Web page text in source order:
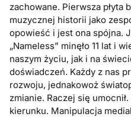
zachowane. Pierwsza płyta
muzycznej historii jako
opowieść i jest ona spójna.
„Nameless” minęło 11 lat i
naszym życiu, jak i na
doświadczeń. Każdy z nas
rozwoju, jednakowoż
zmianie. Raczej się
kierunku. Manipulacja